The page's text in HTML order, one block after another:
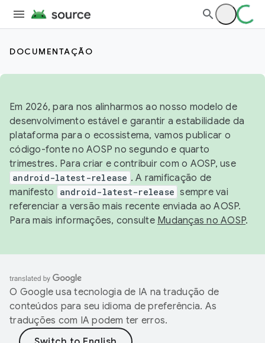
DOCUMENTAÇÃO
Em 2026, para nos alinharmos ao nosso modelo de
desenvolvimento estável e garantir a estabilidade da
plataforma para o ecossistema, vamos publicar o
código-fonte no AOSP no segundo e quarto
trimestres. Para criar e contribuir com o AOSP, use
android-latest-release . A ramificação de
manifesto
android-latest-release sempre vai
referenciar a versão mais recente enviada ao AOSP.
Para mais informações, consulte Mudanças no AOSP.
O Google usa tecnologia de IA na tradução de
conteúdos para seu idioma de preferência. As
traduções com IA podem ter erros.